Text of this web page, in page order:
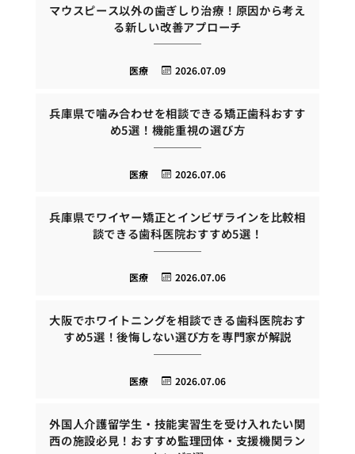
マウスピース以外の歯ぎしり治療！原因から考え
る新しい改善アプローチ
2026.07.09
医療
兵庫県で噛み合わせを相談できる矯正歯科おすす
め5選！機能重視の選び方
2026.07.06
医療
兵庫県でワイヤー矯正とインビザラインを比較相
談できる歯科医院おすすめ5選！
2026.07.06
医療
大阪でホワイトニングを相談できる歯科医院おす
すめ5選！後悔しない選び方を専門家が解説
2026.07.06
医療
外国人介護留学生・技能実習生を受け入れたい関
西の施設必見！おすすめ監理団体・支援機関ラン